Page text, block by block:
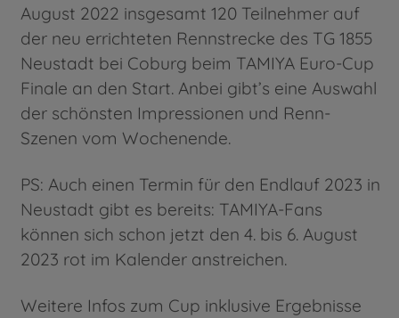
August 2022 insgesamt 120 Teilnehmer auf
der neu errichteten Rennstrecke des TG 1855
Neustadt bei Coburg beim TAMIYA Euro-Cup
Finale an den Start. Anbei gibt’s eine Auswahl
der schönsten Impressionen und Renn-
Szenen vom Wochenende.
PS: Auch einen Termin für den Endlauf 2023 in
Neustadt gibt es bereits: TAMIYA-Fans
können sich schon jetzt den 4. bis 6. August
2023 rot im Kalender anstreichen.
Weitere Infos zum Cup inklusive Ergebnisse